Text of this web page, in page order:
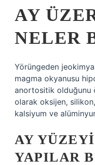
AY
NELER
Yörüngeden
magma okyanusu
anortositik olduğunu
olarak oksijen,
kalsiyum ve
AY
YAPILAR